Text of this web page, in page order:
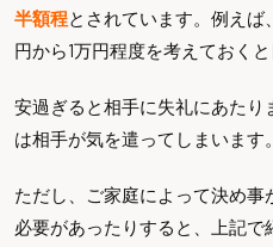
半額程とされています。例えば
円から1万円程度を考えておくと
安過ぎると相手に失礼にあたり
は相手が気を遣ってしまいます。
ただし、ご家庭によって決め事
必要があったりすると、上記